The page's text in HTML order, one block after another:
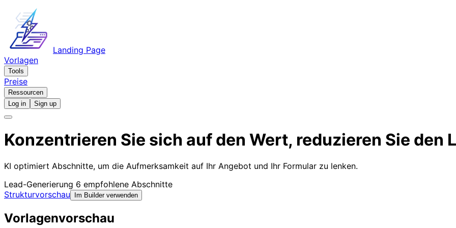
Landing Page
Vorlagen
Tools
Preise
Ressourcen
Log in
Sign up
Konzentrieren Sie sich auf den Wert, reduzieren Sie den
KI optimiert Abschnitte, um die Aufmerksamkeit auf Ihr Angebot und Ihr Formular zu lenken.
Lead-Generierung 6 empfohlene Abschnitte
Strukturvorschau
Im Builder verwenden
Vorlagenvorschau